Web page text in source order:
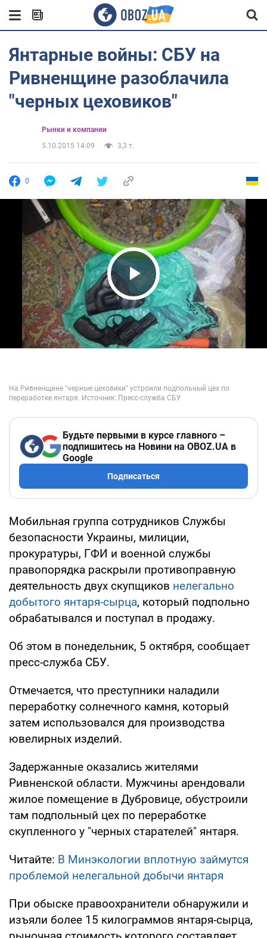
Янтарные войны: СБУ на
Ривненщине разоблачила
"черных цеховиков"
Рынки и компании
5.10.2015 14:09
3,3 т.
0
Play Video
Будьте первыми в курсе главного –
подпишитесь на Новини на OBOZ.UA в
Google
Подписаться
Мобильная группа сотрудников Службы
безопасности Украины, милиции,
прокуратуры, ГФИ и военной службы
правопорядка раскрыли противоправную
деятельность двух скупщиков нелегально
добытого янтаря-сырца, который подпольно
обрабатывался и поступал в продажу.
Об этом в понедельник, 5 октября, сообщает
пресс-служба СБУ.
Отмечается, что преступники наладили
переработку солнечного камня, который
затем использовался для производства
ювелирных изделий.
Задержанные оказались жителями
Ривненской области. Мужчины арендовали
жилое помещение в Дубровице, обустроили
там подпольный цех по переработке
скупленного у "черных старателей" янтаря.
Читайте: В Минэкологии вплотную займутся
проблемой нелегальной добычи янтаря
При обыске правоохранители обнаружили и
изъяли более 15 килограммов янтаря-сырца,